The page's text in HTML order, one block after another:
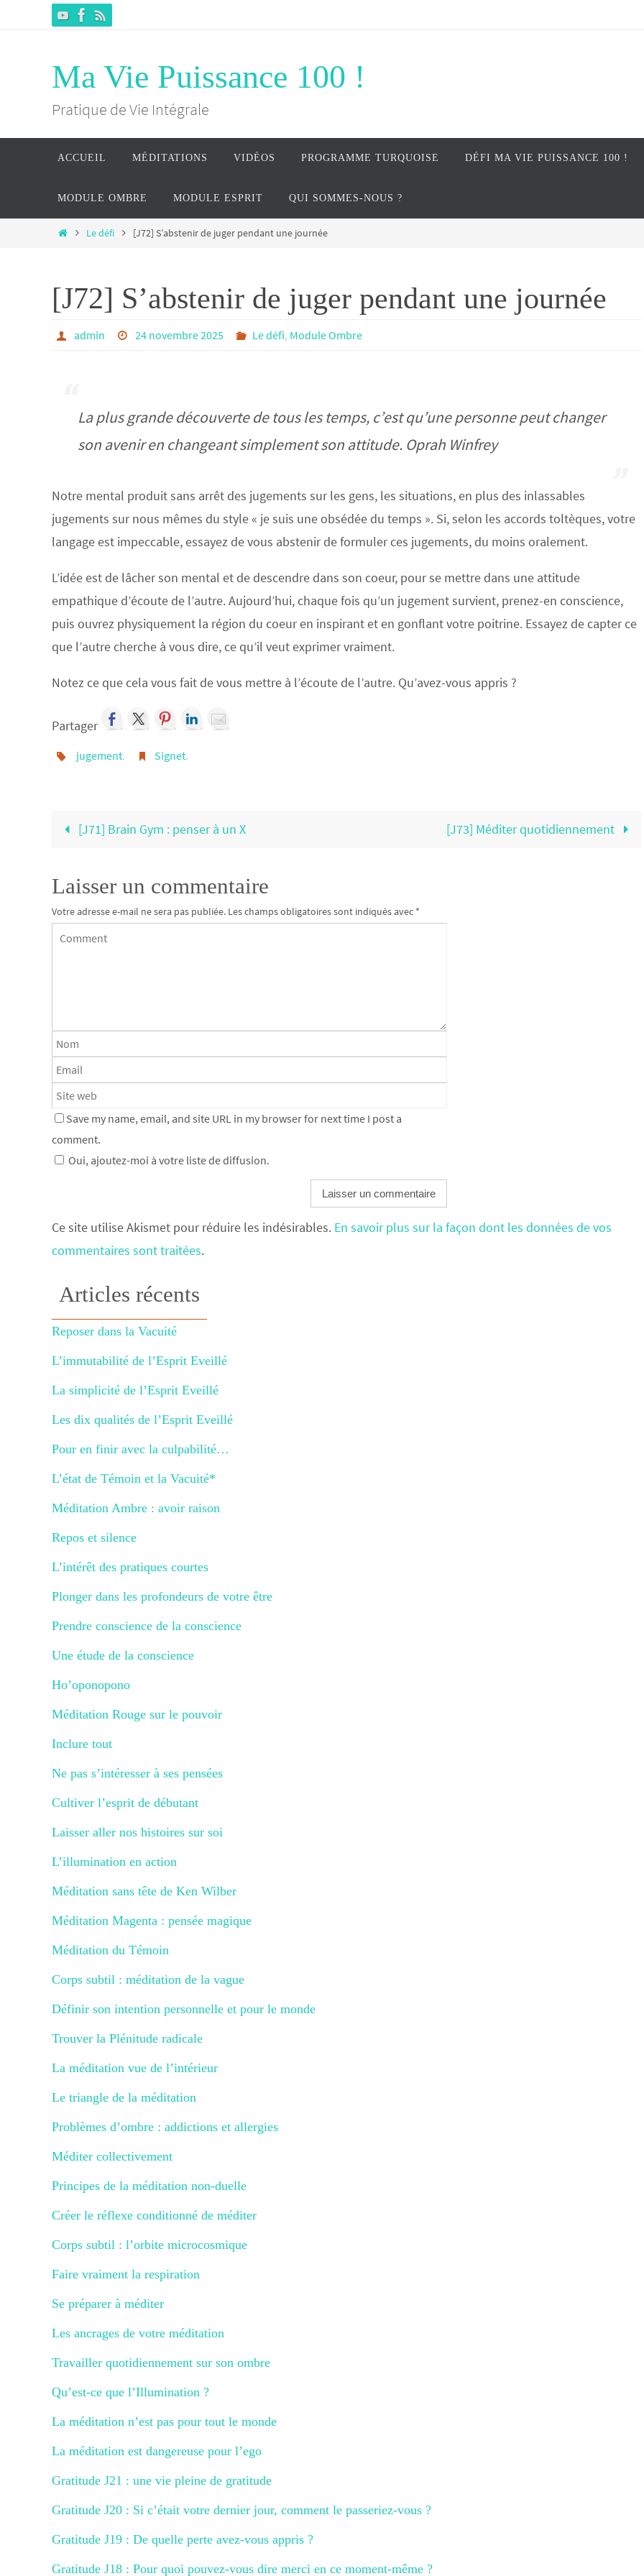
Ma Vie Puissance 100 !
Pratique de Vie Intégrale
ACCUEIL MÉDITATIONS VIDÉOS PROGRAMME TURQUOISE DÉFI MA VIE PUISSANCE 100 !
MODULE OMBRE MODULE ESPRIT QUI SOMMES-NOUS ?
HomeLe défi [J72] S’abstenir de juger pendant une journée
[J72] S’abstenir de juger pendant une journée
admin 24 novembre 2025 Le défi, Module Ombre
La plus grande découverte de tous les temps, c’est qu’une personne peut changer
son avenir en changeant simplement son attitude. Oprah Winfrey
Notre mental produit sans arrêt des jugements sur les gens, les situations, en plus des inlassables
jugements sur nous mêmes du style « je suis une obsédée du temps ». Si, selon les accords toltèques, votre
langage est impeccable, essayez de vous abstenir de formuler ces jugements, du moins oralement.
L’idée est de lâcher son mental et de descendre dans son coeur, pour se mettre dans une attitude
empathique d’écoute de l’autre. Aujourd’hui, chaque fois qu’un jugement survient, prenez-en conscience,
puis ouvrez physiquement la région du coeur en inspirant et en gonflant votre poitrine. Essayez de capter ce
que l’autre cherche à vous dire, ce qu’il veut exprimer vraiment.
Notez ce que cela vous fait de vous mettre à l’écoute de l’autre. Qu’avez-vous appris ?
Partager
jugement. Signet.
[J71] Brain Gym : penser à un X [J73] Méditer quotidiennement
Laisser un commentaire
Votre adresse e-mail ne sera pas publiée. Les champs obligatoires sont indiqués avec *
Save my name, email, and site URL in my browser for next time I post a
comment.
Oui, ajoutez-moi à votre liste de diffusion.
Ce site utilise Akismet pour réduire les indésirables. En savoir plus sur la façon dont les données de vos
commentaires sont traitées.
Articles récents
Reposer dans la Vacuité
L’immutabilité de l’Esprit Eveillé
La simplicité de l’Esprit Eveillé
Les dix qualités de l’Esprit Eveillé
Pour en finir avec la culpabilité…
L’état de Témoin et la Vacuité*
Méditation Ambre : avoir raison
Repos et silence
L’intérêt des pratiques courtes
Plonger dans les profondeurs de votre être
Prendre conscience de la conscience
Une étude de la conscience
Ho’oponopono
Méditation Rouge sur le pouvoir
Inclure tout
Ne pas s’intéresser à ses pensées
Cultiver l’esprit de débutant
Laisser aller nos histoires sur soi
L’illumination en action
Méditation sans tête de Ken Wilber
Méditation Magenta : pensée magique
Méditation du Témoin
Corps subtil : méditation de la vague
Définir son intention personnelle et pour le monde
Trouver la Plénitude radicale
La méditation vue de l’intérieur
Le triangle de la méditation
Problèmes d’ombre : addictions et allergies
Méditer collectivement
Principes de la méditation non-duelle
Créer le réflexe conditionné de méditer
Corps subtil : l’orbite microcosmique
Faire vraiment la respiration
Se préparer à méditer
Les ancrages de votre méditation
Travailler quotidiennement sur son ombre
Qu’est-ce que l’Illumination ?
La méditation n’est pas pour tout le monde
La méditation est dangereuse pour l’ego
Gratitude J21 : une vie pleine de gratitude
Gratitude J20 : Si c’était votre dernier jour, comment le passeriez-vous ?
Gratitude J19 : De quelle perte avez-vous appris ?
Gratitude J18 : Pour quoi pouvez-vous dire merci en ce moment-même ?